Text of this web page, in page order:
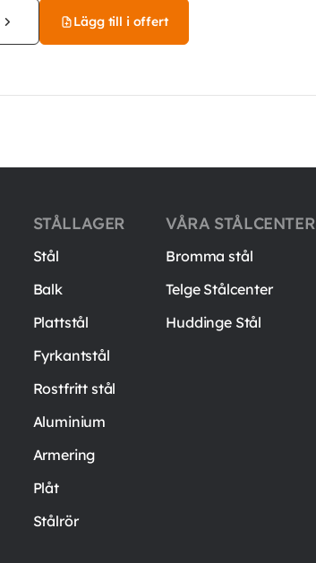
Lägg till i offert
STÅLLAGER
Stål
Balk
Plattstål
Fyrkantstål
Rostfritt stål
Aluminium
Armering
Plåt
Stålrör
VÅRA STÅLCENTER
Bromma stål
Telge Stålcenter
Huddinge Stål